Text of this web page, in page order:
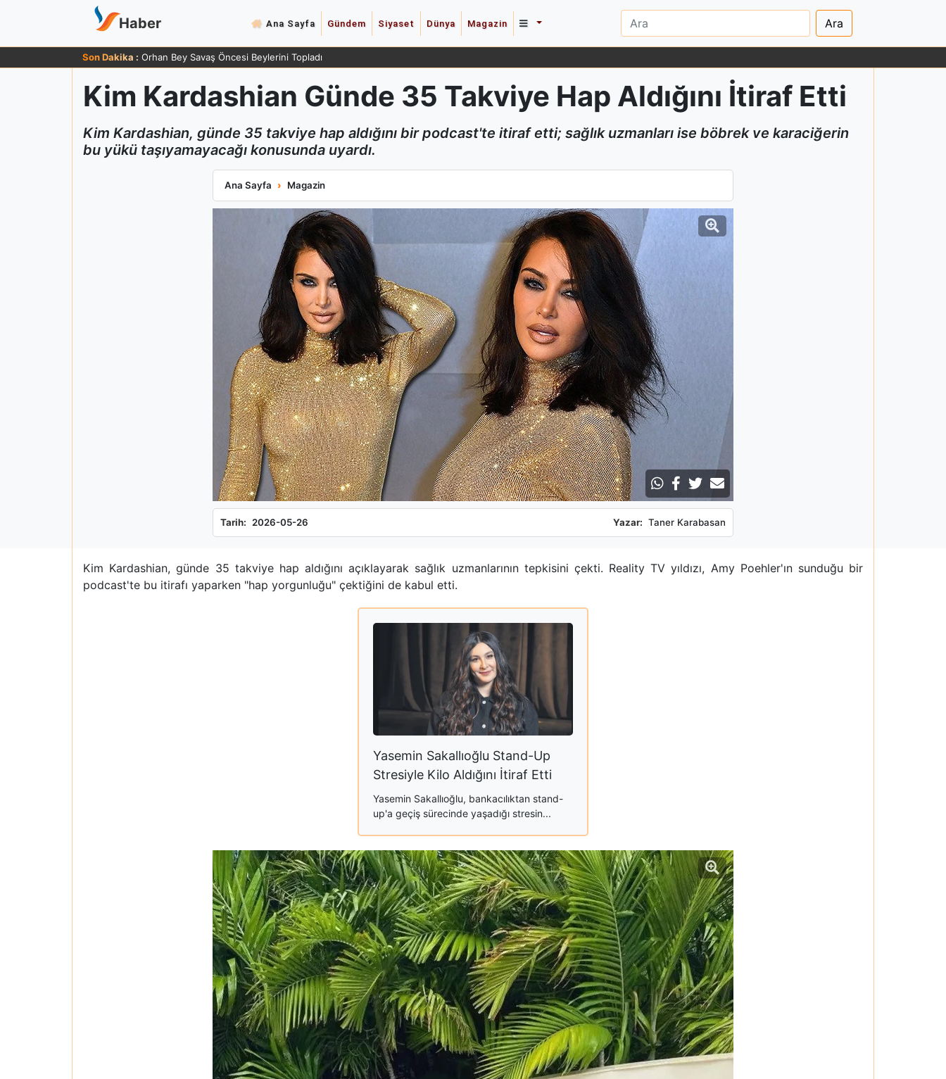
Haber Ana Sayfa Gündem Siyaset Dünya Magazin Ara
Son Dakika : Zafer Ergin 83 Yaşında Sağlığı Hakkında Güldüren Yanıt Verdi
Kim Kardashian Günde 35 Takviye Hap Aldığını İtiraf Etti
Kim Kardashian, günde 35 takviye hap aldığını bir podcast'te itiraf etti; sağlık uzmanları ise böbrek ve karaciğerin
bu yükü taşıyamayacağı konusunda uyardı.
Ana Sayfa Magazin
Kim Kardashian Günde 35 Takviye Hap Aldığını İtiraf Etti
Tarih: 2026-05-26 Yazar: Taner Karabasan
Kim Kardashian, günde 35 takviye hap aldığını açıklayarak sağlık uzmanlarının tepkisini çekti. Reality TV yıldızı, Amy Poehler'ın sunduğu bir
podcast'te bu itirafı yaparken "hap yorgunluğu" çektiğini de kabul etti.
Yasemin Sakallıoğlu Stand-Up
Stresiyle Kilo Aldığını İtiraf Etti
Yasemin Sakallıoğlu, bankacılıktan stand-
up'a geçiş sürecinde yaşadığı stresin...